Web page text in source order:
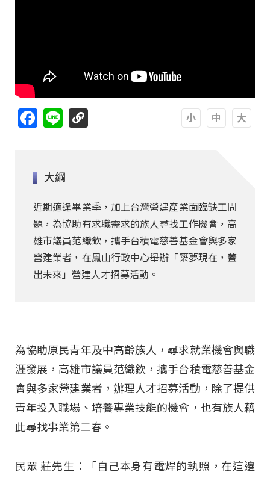
Facebook
Line
大綱
近期適逢畢業季，加上台灣營建產業面臨缺工問
題，為協助有求職需求的族人尋找工作機會，高
雄市議員范織欽，攜手台積電慈善基金會與多家
營建業者，在鳳山行政中心舉辦「築夢現在，蓋
出未來」營建人才招募活動。
為協助原民青年及中高齡族人，尋求就業機會與職
涯發展，高雄市議員范織欽，攜手台積電慈善基金
會與多家營建業者，辦理人才招募活動，除了提供
青年投入職場、培養專業技能的機會，也有族人藉
此尋找事業第二春。
民眾 莊先生：「自己本身有電焊的執照，在這邊